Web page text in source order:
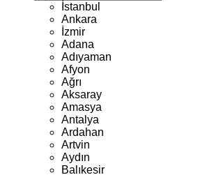
İstanbul
Ankara
İzmir
Adana
Adıyaman
Afyon
Ağrı
Aksaray
Amasya
Antalya
Ardahan
Artvin
Aydın
Balıkesir